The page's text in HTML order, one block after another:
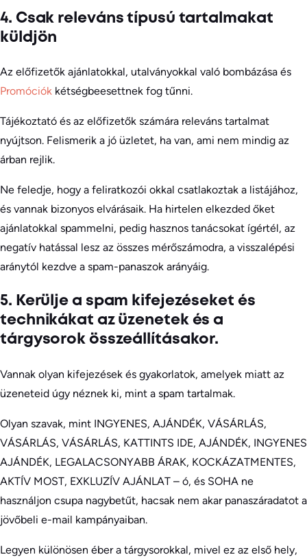
4. Csak releváns típusú tartalmakat
küldjön
Az előfizetők ajánlatokkal, utalványokkal való bombázása és
Promóciók kétségbeesettnek fog tűnni.
Tájékoztató és az előfizetők számára releváns tartalmat
nyújtson. Felismerik a jó üzletet, ha van, ami nem mindig az
árban rejlik.
Ne feledje, hogy a feliratkozói okkal csatlakoztak a listájához,
és vannak bizonyos elvárásaik. Ha hirtelen elkezded őket
ajánlatokkal spammelni, pedig hasznos tanácsokat ígértél, az
negatív hatással lesz az összes mérőszámodra, a visszalépési
aránytól kezdve a spam-panaszok arányáig.
5. Kerülje a spam kifejezéseket és
technikákat az üzenetek és a
tárgysorok összeállításakor.
Vannak olyan kifejezések és gyakorlatok, amelyek miatt az
üzeneteid úgy néznek ki, mint a spam tartalmak.
Olyan szavak, mint INGYENES, AJÁNDÉK, VÁSÁRLÁS,
VÁSÁRLÁS, VÁSÁRLÁS, KATTINTS IDE, AJÁNDÉK, INGYENES
AJÁNDÉK, LEGALACSONYABB ÁRAK, KOCKÁZATMENTES,
AKTÍV MOST, EXKLUZÍV AJÁNLAT – ó, és SOHA ne
használjon csupa nagybetűt, hacsak nem akar panaszáradatot a
jövőbeli e-mail kampányaiban.
Legyen különösen éber a tárgysorokkal, mivel ez az első hely,